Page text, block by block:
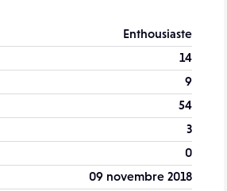
Enthousiaste
14
9
54
3
0
09 novembre 2018